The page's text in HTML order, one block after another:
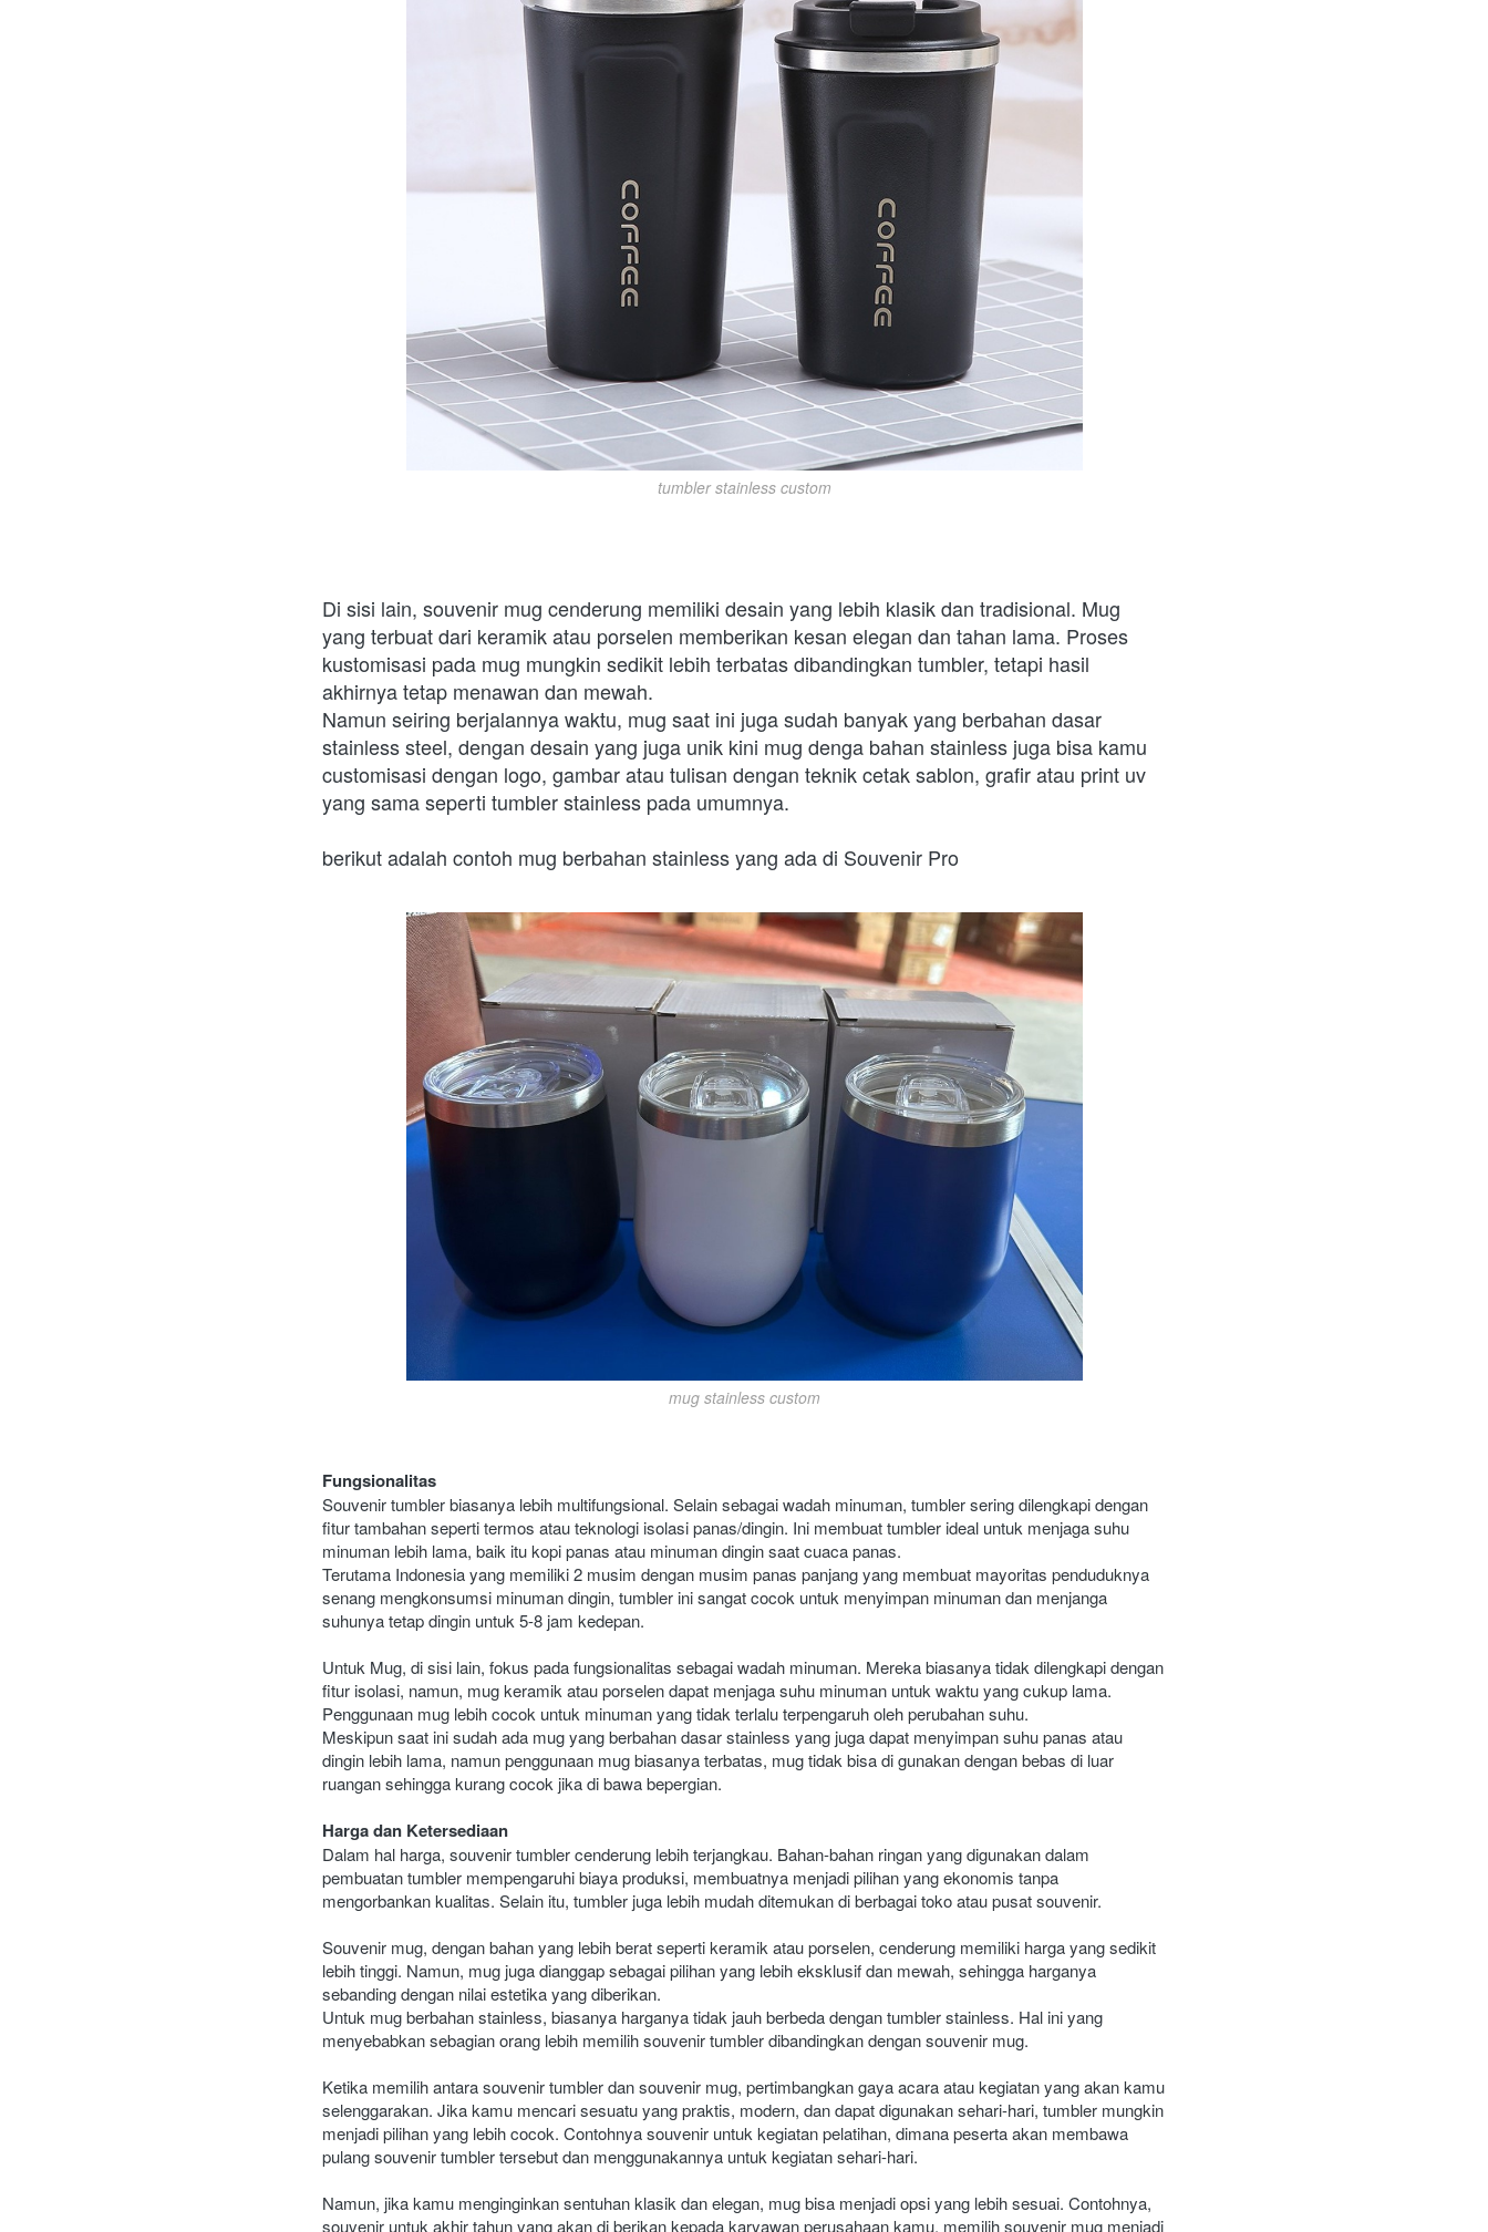
tumbler stainless custom
Di sisi lain, souvenir mug cenderung memiliki desain yang lebih klasik dan tradisional. Mug
yang terbuat dari keramik atau porselen memberikan kesan elegan dan tahan lama. Proses
kustomisasi pada mug mungkin sedikit lebih terbatas dibandingkan tumbler, tetapi hasil
akhirnya tetap menawan dan mewah.
Namun seiring berjalannya waktu, mug saat ini juga sudah banyak yang berbahan dasar
stainless steel, dengan desain yang juga unik kini mug denga bahan stainless juga bisa kamu
customisasi dengan logo, gambar atau tulisan dengan teknik cetak sablon, grafir atau print uv
yang sama seperti tumbler stainless pada umumnya.
berikut adalah contoh mug berbahan stainless yang ada di Souvenir Pro
mug stainless custom
Fungsionalitas
Souvenir tumbler biasanya lebih multifungsional. Selain sebagai wadah minuman, tumbler sering dilengkapi dengan
fitur tambahan seperti termos atau teknologi isolasi panas/dingin. Ini membuat tumbler ideal untuk menjaga suhu
minuman lebih lama, baik itu kopi panas atau minuman dingin saat cuaca panas.
Terutama Indonesia yang memiliki 2 musim dengan musim panas panjang yang membuat mayoritas penduduknya
senang mengkonsumsi minuman dingin, tumbler ini sangat cocok untuk menyimpan minuman dan menjanga
suhunya tetap dingin untuk 5-8 jam kedepan.
Untuk Mug, di sisi lain, fokus pada fungsionalitas sebagai wadah minuman. Mereka biasanya tidak dilengkapi dengan
fitur isolasi, namun, mug keramik atau porselen dapat menjaga suhu minuman untuk waktu yang cukup lama.
Penggunaan mug lebih cocok untuk minuman yang tidak terlalu terpengaruh oleh perubahan suhu.
Meskipun saat ini sudah ada mug yang berbahan dasar stainless yang juga dapat menyimpan suhu panas atau
dingin lebih lama, namun penggunaan mug biasanya terbatas, mug tidak bisa di gunakan dengan bebas di luar
ruangan sehingga kurang cocok jika di bawa bepergian.
Harga dan Ketersediaan
Dalam hal harga, souvenir tumbler cenderung lebih terjangkau. Bahan-bahan ringan yang digunakan dalam
pembuatan tumbler mempengaruhi biaya produksi, membuatnya menjadi pilihan yang ekonomis tanpa
mengorbankan kualitas. Selain itu, tumbler juga lebih mudah ditemukan di berbagai toko atau pusat souvenir.
Souvenir mug, dengan bahan yang lebih berat seperti keramik atau porselen, cenderung memiliki harga yang sedikit
lebih tinggi. Namun, mug juga dianggap sebagai pilihan yang lebih eksklusif dan mewah, sehingga harganya
sebanding dengan nilai estetika yang diberikan.
Untuk mug berbahan stainless, biasanya harganya tidak jauh berbeda dengan tumbler stainless. Hal ini yang
menyebabkan sebagian orang lebih memilih souvenir tumbler dibandingkan dengan souvenir mug.
Ketika memilih antara souvenir tumbler dan souvenir mug, pertimbangkan gaya acara atau kegiatan yang akan kamu
selenggarakan. Jika kamu mencari sesuatu yang praktis, modern, dan dapat digunakan sehari-hari, tumbler mungkin
menjadi pilihan yang lebih cocok. Contohnya souvenir untuk kegiatan pelatihan, dimana peserta akan membawa
pulang souvenir tumbler tersebut dan menggunakannya untuk kegiatan sehari-hari.
Namun, jika kamu menginginkan sentuhan klasik dan elegan, mug bisa menjadi opsi yang lebih sesuai. Contohnya,
souvenir untuk akhir tahun yang akan di berikan kepada karyawan perusahaan kamu, memilih souvenir mug menjadi